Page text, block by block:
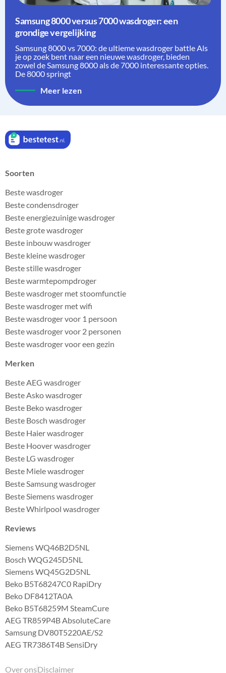
Samsung 8000 versus 7000 wasdroger: een
grondige vergelijking
Samsung 8000 vs 7000: de ultieme wasdroger battle Als
je op zoek bent naar een nieuwe wasdroger, bieden
zowel de Samsung 8000 als de 7000 interessante opties.
De 8000 springt
Meer lezen
Soorten
Beste wasdroger
Beste condensdroger
Beste energiezuinige wasdroger
Beste grote wasdroger
Beste inbouw wasdroger
Beste kleine wasdroger
Beste stille wasdroger
Beste warmtepompdroger
Beste wasdroger met stoomfunctie
Beste wasdroger met wifi
Beste wasdroger voor 1 persoon
Beste wasdroger voor 2 personen
Beste wasdroger voor een gezin
Merken
Beste AEG wasdroger
Beste Asko wasdroger
Beste Beko wasdroger
Beste Bosch wasdroger
Beste Haier wasdroger
Beste Hoover wasdroger
Beste LG wasdroger
Beste Miele wasdroger
Beste Samsung wasdroger
Beste Siemens wasdroger
Beste Whirlpool wasdroger
Reviews
Siemens WQ46B2D5NL
Bosch WQG245D5NL
Siemens WQ45G2D5NL
Beko B5T68247C0 RapiDry
Beko DF8412TA0A
Beko B5T68259M SteamCure
AEG TR859P4B AbsoluteCare
Samsung DV80T5220AE/S2
AEG TR7386T4B SensiDry
Over onsDisclaimer